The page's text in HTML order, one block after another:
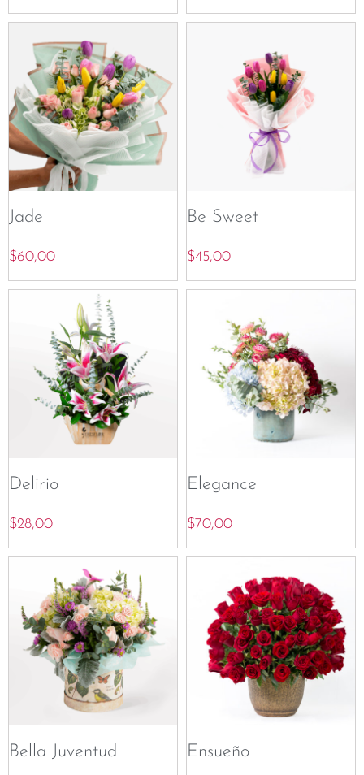
Jade
$60,00
Be Sweet
$45,00
Delirio
$28,00
Elegance
$70,00
Bella Juventud Ensueño